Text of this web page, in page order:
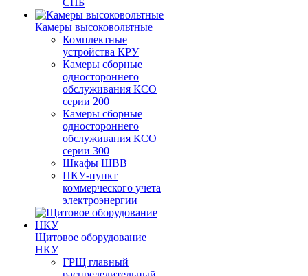
СПБ
Камеры высоковольтные
Комплектные
устройства КРУ
Камеры сборные
одностороннего
обслуживания КСО
серии 200
Камеры сборные
одностороннего
обслуживания КСО
серии 300
Шкафы ШВВ
ПКУ-пункт
коммерческого учета
электроэнергии
Щитовое оборудование
НКУ
ГРЩ главный